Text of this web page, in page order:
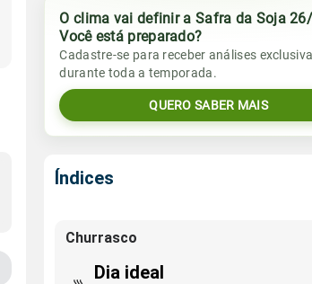
O clima vai definir a Safra da Soja
Você está preparado?
Cadastre-se para receber análises
durante toda a temporada.
QUERO SABER MAIS
Índices
Churrasco
Dia ideal